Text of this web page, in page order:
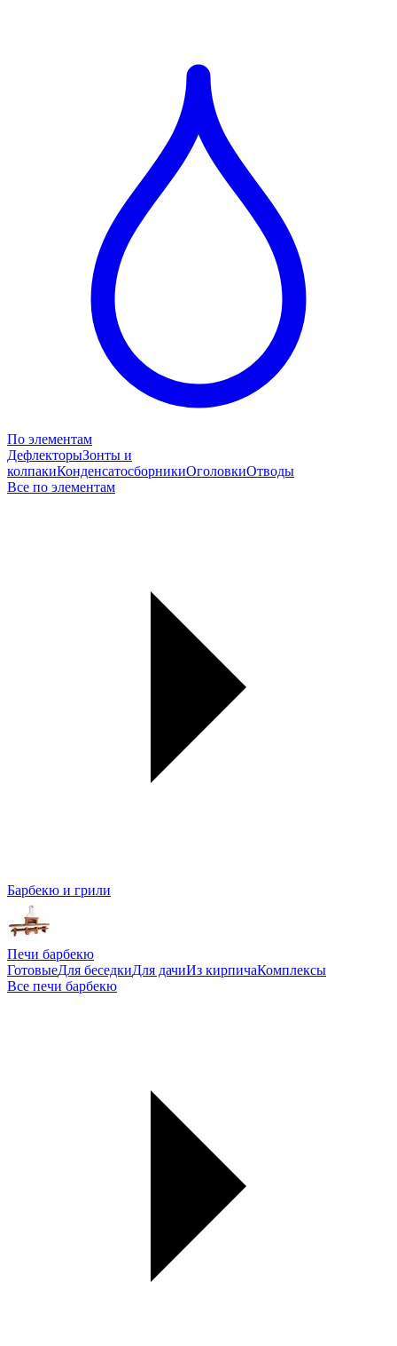
По элементам
ДефлекторыЗонты и
колпакиКонденсатосборникиОголовкиОтводы
Все по элементам
Барбекю и грили
Печи барбекю
ГотовыеДля беседкиДля дачиИз кирпичаКомплексы
Все печи барбекю